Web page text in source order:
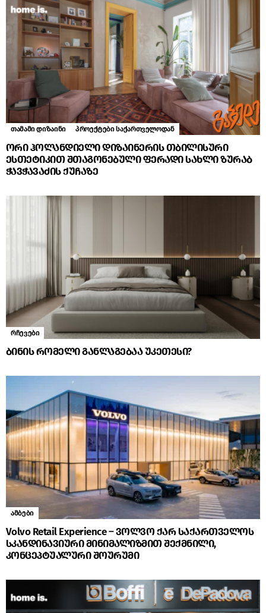
თამამი დიზაინი პროექტები საქართველოდან
ორი ჰოლანდიელი დიზაინერის თბილისური
ესთეტიკით შთაგონებული ფერადი სახლი ზურაბ
ჭავჭავაძის ქუჩაზე
რჩევები
ბინის რომელი განლაგებაა უკეთესი?
ამბები
Volvo Retail Experience – ვოლვო ქარ საქართველოს
სკანდინავიური მინიმალიზმით შექმნილი,
კონცეპტუალური შოურუმი